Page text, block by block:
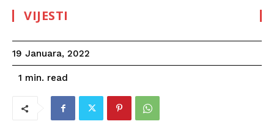
VIJESTI
19 Januara, 2022
1 min. read